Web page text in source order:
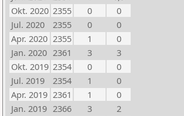
Okt. 2020 2355 0
0
Jul. 2020
2355 0
0
Apr. 2020 2355 1
0
Jan. 2020 2361 3
3
Okt. 2019 2354 0
0
Jul. 2019
2354 1
0
Apr. 2019 2361 1
0
Jan. 2019 2366 3
2